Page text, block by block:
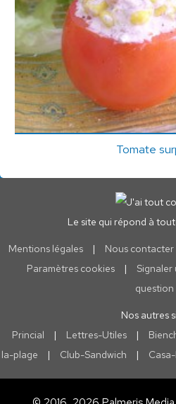
Tomate
Le site qui répond à
Mentions légales | Nous contacter
Paramètres cookies
| Signaler
question
Nos autres
Princial
| Lettres-Utiles |
la-plage
| Club-Sandwich |